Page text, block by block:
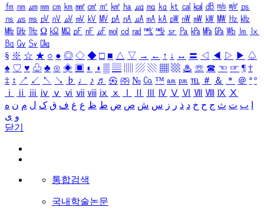
㎙ ㎚ ㎛ ㎜ ㎝ ㎞ ㎟ ㎠ ㎡ ㎢ ㏊ ㎍ ㎎ ㎏ ㏏ ㎈ ㎉ ㏈ ㎧ ㎨ ㎰
㎱ ㎲ ㎳ ㎴ ㎵ ㎶ ㎷ ㎸ ㎹ ㎀ ㎁ ㎂ ㎃ ㎄ ㎺ ㎻ ㎽ ㎾ ㎿ ㎐ ㎑
㎒ ㎓ ㎔ Ω ㏀ ㏁ ㎊ ㎋ ㎌ ㏖ ㏅ ㎭ ㎮ ㎯ ㏛ ㎩ ㎪ ㎫ ㎬ ㏝ ㏐
㏓
㏃ ㏉ ㏜ ㏆
§ ※ ☆ ★ ○ ● ◎ ◇ ◆ □ ■ △ ▽ → ← ↑ ↓ ↔ 〓 ◁ ◀ ▷ ▶ ♤
♠ ♡ ♥ ♧ ♣ ⊙ ◈ ▣ ◐ ◑ ▒ ▤ ▨ ▧ ▦ ▩ ♨ ☏ ☎ ☜ ☞ ¶ †
‡ ↕ ↗ ↙ ↖ ↘ ♭ ♩ ♪ ♬ ㉿ ㈜ № ㏇ ™ ㏂ ㏘ ℡ ＃ ＆ ＊ ＠ ª º
ⅰ
ⅱ ⅲ ⅳ ⅴ ⅵ ⅶ ⅷ ⅸ ⅹ Ⅳ Ⅴ Ⅵ Ⅶ Ⅷ Ⅸ Ⅹ
ب ت ث ج ح خ د ذ ر ز س ش ص ض ط ظ ع غ ف ق ک ل م ن ه
و ی
닫기
통합검색
국내학술논문